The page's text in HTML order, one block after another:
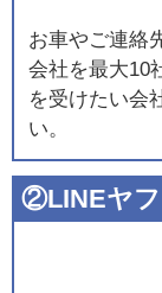
お車やご連絡
会社を最大10
を受けたい会
い。
②LINEヤ